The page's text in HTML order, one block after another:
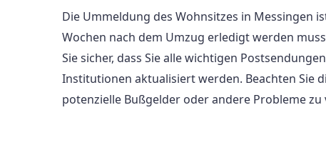
Die Ummeldung des Wohnsitzes in Messingen
Wochen nach dem Umzug erledigt werden
Sie sicher, dass Sie alle wichtigen
Institutionen aktualisiert werden. Beachten Sie
potenzielle Bußgelder oder andere Probleme zu